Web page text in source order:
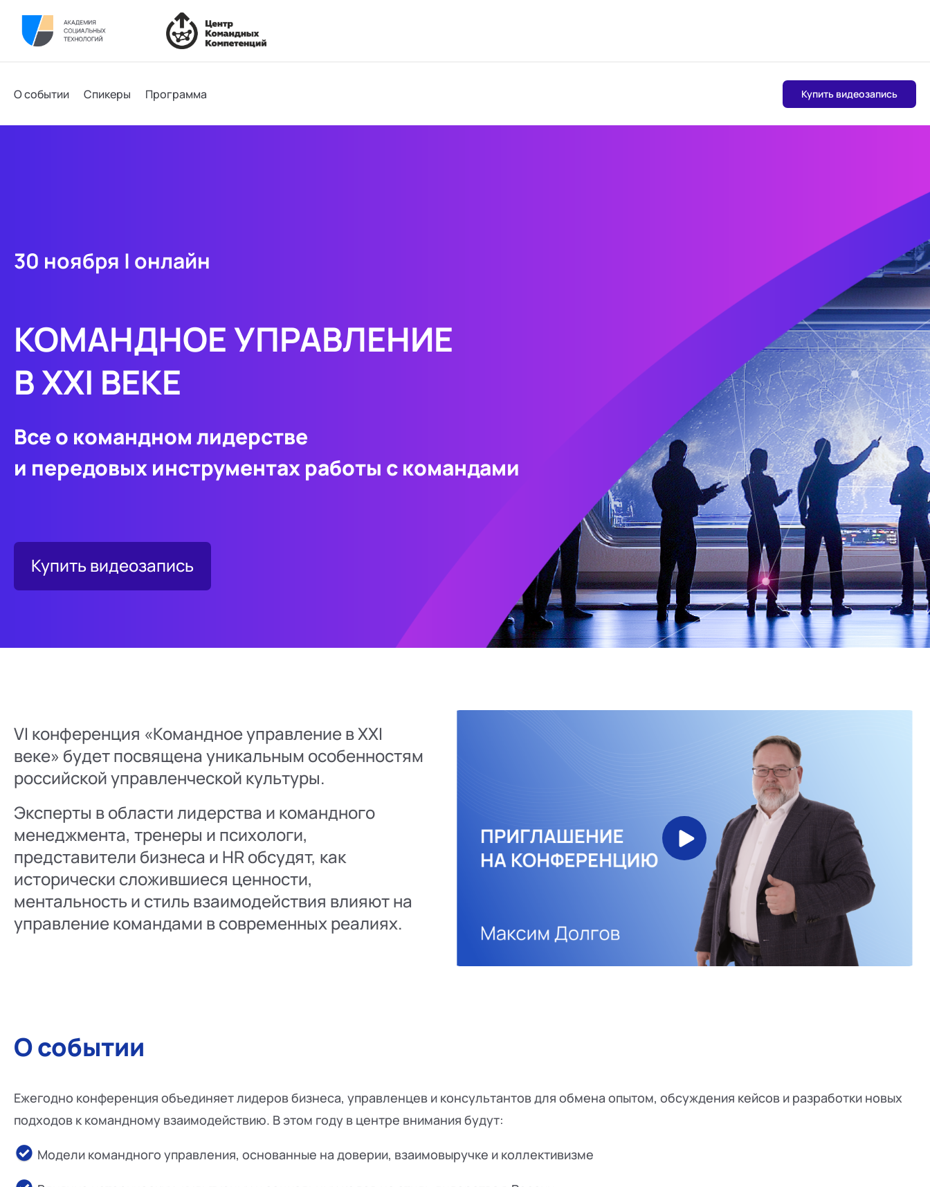
О событии Спикеры Программа Купить видеозапись
30 ноября | онлайн
КОМАНДНОЕ УПРАВЛЕНИЕ
В XXI ВЕКЕ
Все о командном лидерстве
и передовых инструментах работы с командами
Купить видеозапись
VI конференция «Командное управление в XXI
веке» будет посвящена уникальным особенностям
российской управленческой культуры.
Эксперты в области лидерства и командного
менеджмента, тренеры и психологи,
представители бизнеса и HR обсудят, как
исторически сложившиеся ценности,
ментальность и стиль взаимодействия влияют на
управление командами в современных реалиях.
О событии
Ежегодно конференция объединяет лидеров бизнеса, управленцев и консультантов для обмена опытом, обсуждения кейсов и разработки новых
подходов к командному взаимодействию. В этом году в центре внимания будут:
Модели командного управления, основанные на доверии, взаимовыручке и коллективизме